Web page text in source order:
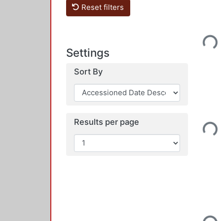
Reset filters
Settings
Sort By
Results per page
Loading...
Loading...
Loading...